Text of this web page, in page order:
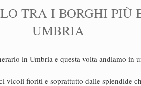
TRA I BORGHI
UMBRIA
in Umbria e questa volta andiamo in
vicoli fioriti e soprattutto dalle splendide